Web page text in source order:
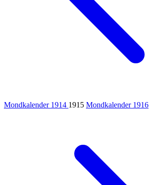
Mondkalender 1914 1915 Mondkalender 1916